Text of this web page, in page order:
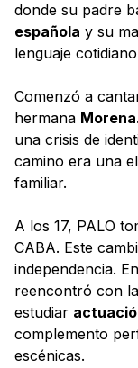
donde su padre
española y su
lenguaje
Comenzó a
hermana Morena
una crisis de
camino era una
familiar.
A los 17, PALO
CABA. Este
independencia.
reencontró con
estudiar
complemento
escénicas.